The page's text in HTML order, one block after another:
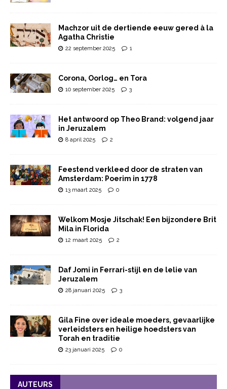
Machzor uit de dertiende eeuw gered à la
Agatha Christie
22 september 2025 1
Corona, Oorlog… en Tora
10 september 2025 3
Het antwoord op Theo Brand: volgend jaar
in Jeruzalem
8 april 2025 2
Feestend verkleed door de straten van
Amsterdam: Poerim in 1778
13 maart 2025 0
Welkom Mosje Jitschak! Een bijzondere Brit
Mila in Florida
12 maart 2025 2
Daf Jomi in Ferrari-stijl en de lelie van
Jeruzalem
28 januari 2025 3
Gila Fine over ideale moeders, gevaarlijke
verleidsters en heilige hoedsters van
Torah en traditie
23 januari 2025 0
AUTEURS